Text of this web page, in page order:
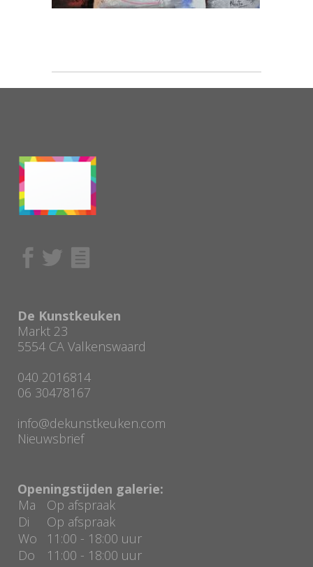
De Kunstkeuken
Markt 23
5554 CA Valkenswaard
040 2016814
06 30478167
info@dekunstkeuken.com
Nieuwsbrief
Openingstijden galerie:
Ma
Op afspraak
Di
Op afspraak
Wo
11:00 - 18:00 uur
Do
11:00 - 18:00 uur